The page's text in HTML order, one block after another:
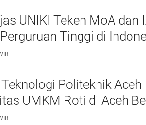
UNIKI Teken MoA dan
Tinggi di
Politeknik Aceh
UMKM Roti di Aceh